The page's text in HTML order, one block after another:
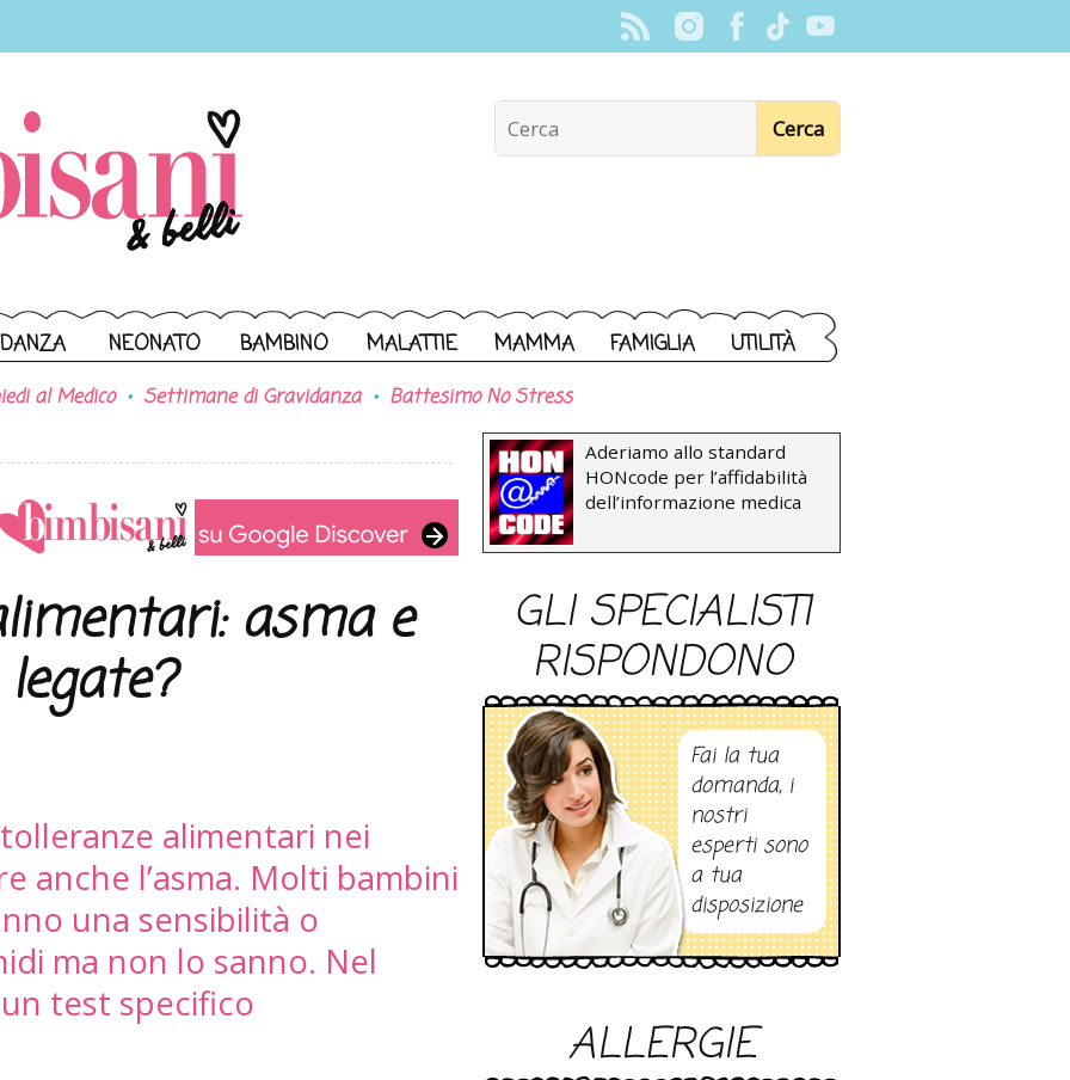
NEONATO BAMBINO MALATTIE MAMMA FAMIGLIA UTILITÀ
al Medico Settimane di Gravidanza Battesimo No Stress
asma e
alimentari nei
anche l’asma. Molti bambini
una sensibilità o
ma non lo sanno. Nel
test specifico
Aderiamo allo standard
HONcode per l’affidabilità
dell’informazione medica
GLI SPECIALISTI
RISPONDONO
Fai la tua
domanda, i
nostri
esperti sono
a tua
disposizione
ALLERGIE